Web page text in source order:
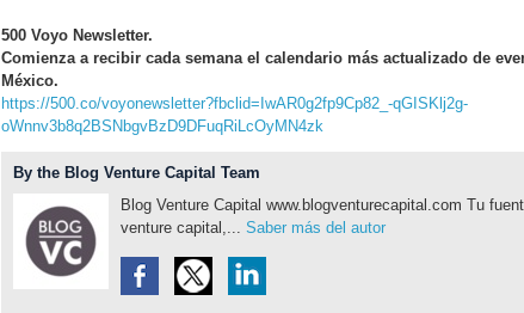
500 Voyo Newsletter.
Comienza a recibir cada semana el calendario más actualizado de
México.
https://500.co/voyonewsletter?fbclid=IwAR0g2fp9Cp82_-qGISKlj2g-
oWnnv3b8q2BSNbgvBzD9DFuqRiLcOyMN4zk
By the Blog Venture Capital Team
Blog Venture Capital www.blogventurecapital.com Tu
venture capital,... Saber más del autor